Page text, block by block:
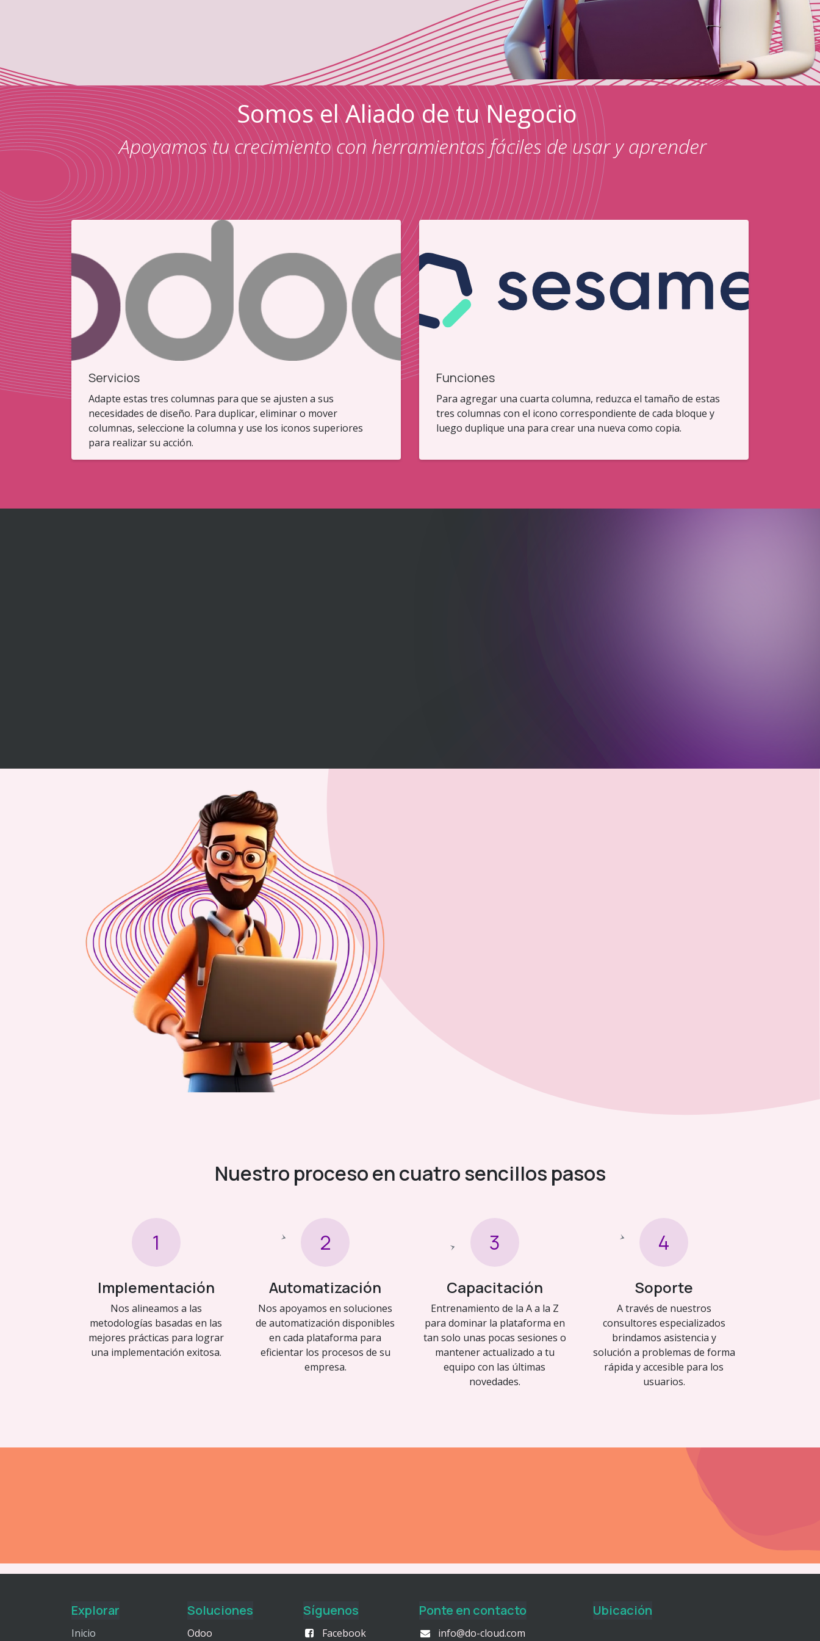
Somos el Aliado de tu Negocio
Apoyamos tu crecimiento con herramientas fáciles de usar y aprender
Servicios
Adapte estas tres columnas para que se ajusten a sus
necesidades de diseño. Para duplicar, eliminar o mover
columnas, seleccione la columna y use los iconos superiores
para realizar su acción.
Funciones
Para agregar una cuarta columna, reduzca el tamaño de estas
tres columnas con el icono correspondiente de cada bloque y
luego duplique una para crear una nueva como copia.
Nuestro proceso en cuatro sencillos pasos
1
Implementación
Nos alineamos a las
metodologías basadas en las
mejores prácticas para lograr
una implementación exitosa.
2
Automatización
Nos apoyamos en soluciones
de automatización disponibles
en cada plataforma para
eficientar los procesos de su
empresa.
3
Capacitación
Entrenamiento de la A a la Z
para dominar la plataforma en
tan solo unas pocas sesiones o
mantener actualizado a tu
equipo con las últimas
novedades.
4
Soporte​
A través de nuestros
consultores especializados
brindamos asistencia y
solución a problemas de forma
rápida y accesible para los
usuarios.
Explorar
Inicio
Soluciones
Odoo
Síguenos
Facebook
Ponte en contacto
info@do-cloud.com
Ubicación